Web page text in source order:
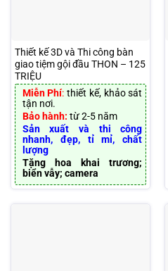
Thiết kế 3D và Thi công bàn
giao tiệm gội đầu THON – 125
TRIỆU
Miễn Phí:thiết kế, khảo sát
tận nơi.
Bảo hành: từ 2-5 năm
Sản xuất và thi công
nhanh, đẹp, tỉ mỉ, chất
lượng
Tặng hoa khai trương;
biển vẫy; camera